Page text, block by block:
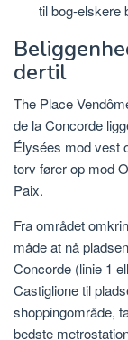
til bog-elskere
dertil
The Place
de la Concorde
Élysées mod vest
torv fører op mod
Paix.
Fra området
måde at nå
Concorde (linie 1
Castiglione til
shoppingområde,
bedste